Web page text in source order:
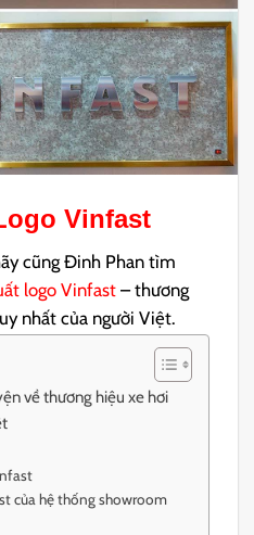
Vinfast
cũng Đinh Phan tìm
logo Vinfast – thương
nhất của người Việt.
về thương hiệu xe hơi
của hệ thống showroom